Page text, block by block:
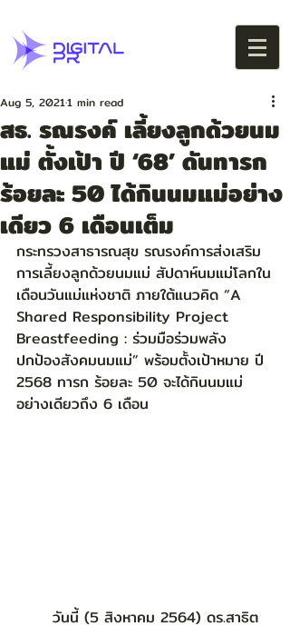
สธ. รณรงค์ เลี้ยงลูกด้วยนม
แม่ ตั้งเป้า ปี ‘68’ ดันทารก
ร้อยละ 50 ได้กินนมแม่อย่าง
เดียว 6 เดือนเต็ม
Aug 5, 20211 min read
กระทรวงสาธารณสุข รณรงค์การส่งเสริม
การเลี้ยงลูกด้วยนมแม่ สัปดาห์นมแม่โลกใน
เดือนวันแม่แห่งชาติ ภายใต้แนวคิด “A
Shared Responsibility Project
Breastfeeding : ร่วมมือร่วมพลัง
ปกป้องสังคมนมแม่” พร้อมตั้งเป้าหมาย ปี
2568 ทารก ร้อยละ 50 จะได้กินนมแม่
อย่างเดียวถึง 6 เดือน